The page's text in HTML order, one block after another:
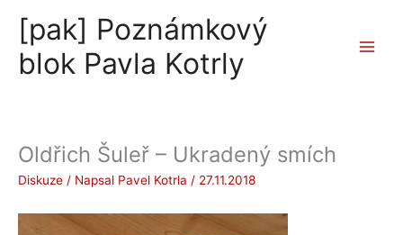
obsah
[pak] Poznámkový
blok Pavla Kotrly
Oldřich Šuleř – Ukradený smích
Diskuze / Napsal Pavel Kotrla / 27.11.2018